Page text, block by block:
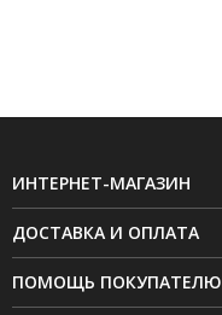
ИНТЕРНЕТ-МАГАЗИН
ДОСТАВКА И ОПЛАТА
ПОМОЩЬ ПОКУПАТЕЛЮ